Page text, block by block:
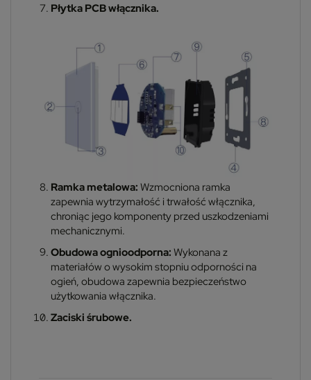
Płytka PCB włącznika.
Ramka metalowa: Wzmocniona ramka
zapewnia wytrzymałość i trwałość włącznika,
chroniąc jego komponenty przed uszkodzeniami
mechanicznymi.
Obudowa ognioodporna: Wykonana z
materiałów o wysokim stopniu odporności na
ogień, obudowa zapewnia bezpieczeństwo
użytkowania włącznika.
Zaciski śrubowe.